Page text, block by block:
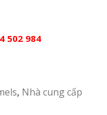
502 984
, Nhà cung cấp